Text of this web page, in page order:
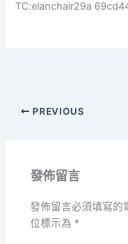
TC:elanchair29a
PREVIOUS
發佈留言
發佈留言必須填寫的
位標示為 *